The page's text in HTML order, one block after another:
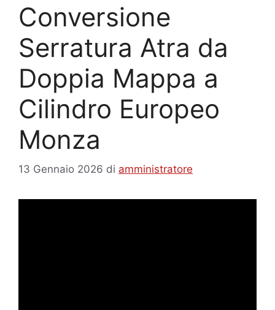
Conversione
Serratura Atra da
Doppia Mappa a
Cilindro Europeo
Monza
13 Gennaio 2026 di amministratore